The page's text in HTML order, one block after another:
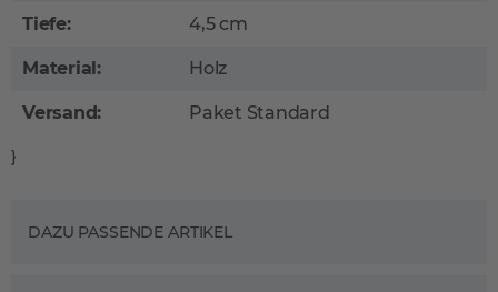
Tiefe: 4,5 cm
Material: Holz
Versand: Paket Standard
}
DAZU PASSENDE ARTIKEL